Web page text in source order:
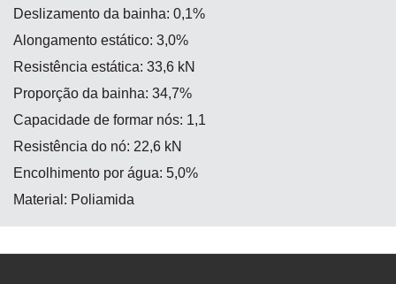
Deslizamento da bainha: 0,1%
Alongamento estático: 3,0%
Resistência estática: 33,6 kN
Proporção da bainha: 34,7%
Capacidade de formar nós: 1,1
Resistência do nó: 22,6 kN
Encolhimento por água: 5,0%
Material: Poliamida